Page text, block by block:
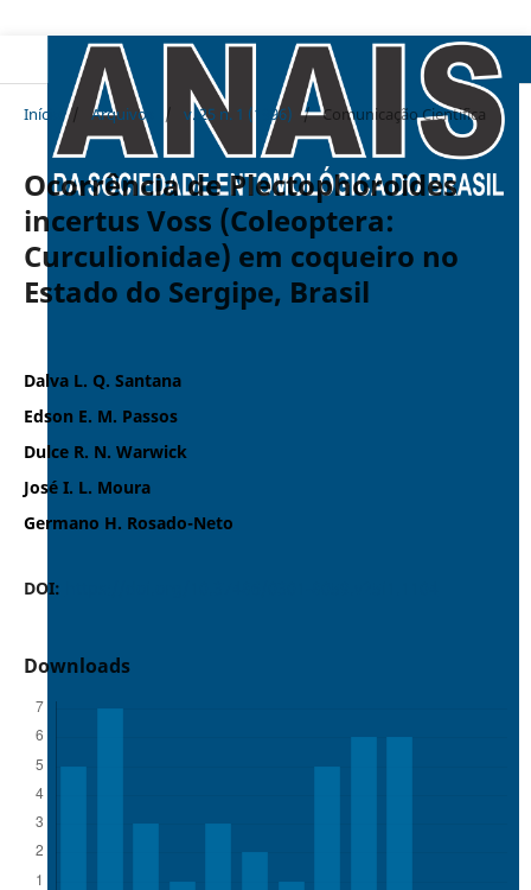
Início / Arquivos / v. 25 n. 1 (1996) / Comunicação Cientifica
Ocorrência de Plectophoroides
incertus Voss (Coleoptera:
Curculionidae) em coqueiro no
Estado do Sergipe, Brasil
Dalva L. Q. Santana
Edson E. M. Passos
Dulce R. N. Warwick
José I. L. Moura
Germano H. Rosado-Neto
DOI:
Downloads